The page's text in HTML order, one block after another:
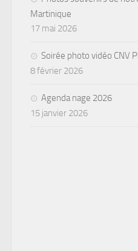
Martinique
17 mai 2026
Soirée photo vidéo CNV
8 février 2026
Agenda nage 2026
15 janvier 2026